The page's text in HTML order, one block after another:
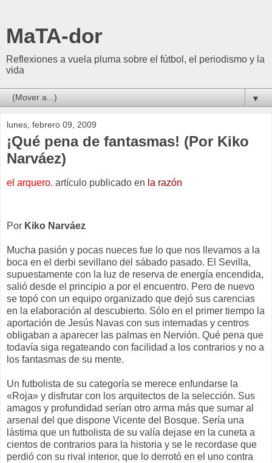
MaTA-dor
Reflexiones a vuela pluma sobre el fútbol, el periodismo y la
vida
▼
lunes, febrero 09, 2009
¡Qué pena de fantasmas! (Por Kiko
Narváez)
el arquero. artículo publicado en la razón
Por Kiko Narváez
Mucha pasión y pocas nueces fue lo que nos llevamos a la
boca en el derbi sevillano del sábado pasado. El Sevilla,
supuestamente con la luz de reserva de energía encendida,
salió desde el principio a por el encuentro. Pero de nuevo
se topó con un equipo organizado que dejó sus carencias
en la elaboración al descubierto. Sólo en el primer tiempo la
aportación de Jesús Navas con sus internadas y centros
obligaban a aparecer las palmas en Nervión. Qué pena que
todavía siga regateando con facilidad a los contrarios y no a
los fantasmas de su mente.
Un futbolista de su categoría se merece enfundarse la
«Roja» y disfrutar con los arquitectos de la selección. Sus
amagos y profundidad serían otro arma más que sumar al
arsenal del que dispone Vicente del Bosque. Sería una
lástima que un futbolista de su valía dejase en la cuneta a
cientos de contrarios para la historia y se le recordase que
perdió con su rival interior, que lo derrotó en el uno contra